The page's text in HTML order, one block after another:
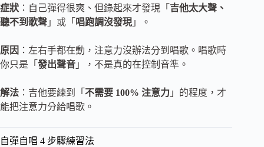
症狀 ：自己彈得很爽、但錄起來才發現「 吉他太大聲、
聽不到歌聲 」或「 唱跑調沒發現 」。
原因 ：左右手都在動，注意力沒辦法分到唱歌。唱歌時
你只是「 發出聲音 」，不是真的在控制音準。
解法 ：吉他要練到「 不需要 100% 注意力 」的程度，才
能把注意力分給唱歌。
自彈自唱 4 步驟練習法